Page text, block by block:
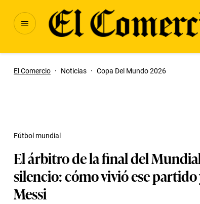
El Comercio · Noticias · Copa Del Mundo 2026
El árbitro de la final del
silencio: cómo vivió ese partido
Messi
Fútbol mundial